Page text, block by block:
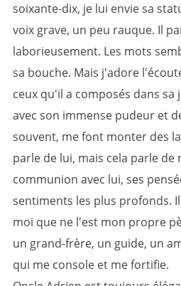
soixante-dix, je lui envie sa
voix grave, un peu rauque. Il
laborieusement. Les mots
sa bouche. Mais j'adore
ceux qu'il a composés dans sa
avec son immense pudeur et
souvent, me font monter des
parle de lui, mais cela parle de
communion avec lui, ses
sentiments les plus profonds.
moi que ne l'est mon propre
un grand-frère, un guide, un
qui me console et me fortifie.